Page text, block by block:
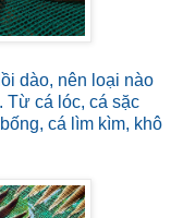
dào, nên loại nào
Từ cá lóc, cá sặc
cá lìm kìm, khô